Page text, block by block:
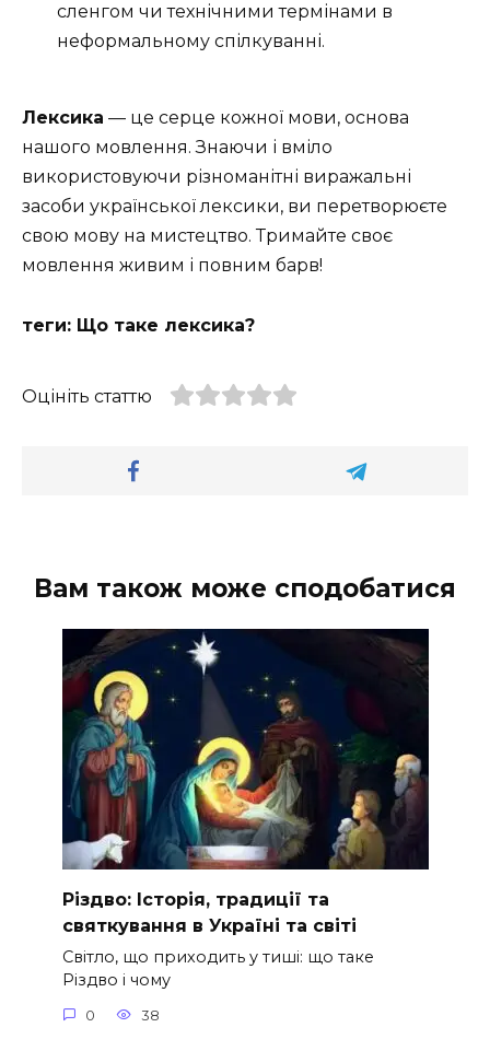
сленгом чи технічними термінами в
неформальному спілкуванні.
Лексика — це серце кожної мови, основа
нашого мовлення. Знаючи і вміло
використовуючи різноманітні виражальні
засоби української лексики, ви перетворюєте
свою мову на мистецтво. Тримайте своє
мовлення живим і повним барв!
теги: Що таке лексика?
Оцініть статтю
Вам також може сподобатися
Різдво: Історія, традиції та
святкування в Україні та світі
Світло, що приходить у тиші: що таке
Різдво і чому
0 38